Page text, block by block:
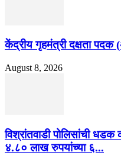
केंद्रीय गृहमंत्री दक्षता पदक
August 8, 2026
विश्रांतवाडी पोलिसांची
४.८० लाख रुपयांच्या ६...